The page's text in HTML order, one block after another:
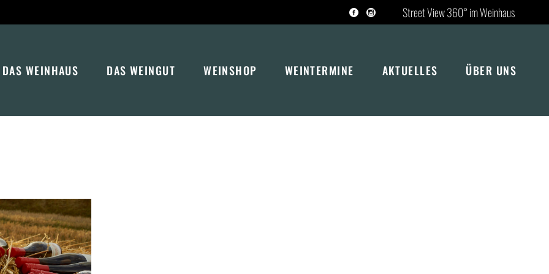
Tripadvisor
Street View 360° im Weinhaus
DAS WEINHAUS DAS WEINGUT WEINSHOP WEINTERMINE AKTUELLES ÜBER UNS